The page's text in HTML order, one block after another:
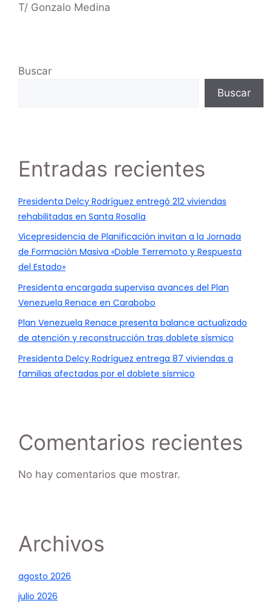
T/ Gonzalo Medina
Buscar
Buscar
Entradas recientes
Presidenta Delcy Rodríguez entregó 212 viviendas
rehabilitadas en Santa Rosalía
Vicepresidencia de Planificación invitan a la Jornada
de Formación Masiva «Doble Terremoto y Respuesta
del Estado»
Presidenta encargada supervisa avances del Plan
Venezuela Renace en Carabobo
Plan Venezuela Renace presenta balance actualizado
de atención y reconstrucción tras doblete sísmico
Presidenta Delcy Rodríguez entrega 87 viviendas a
familias afectadas por el doblete sísmico
Comentarios recientes
No hay comentarios que mostrar.
Archivos
agosto 2026
julio 2026